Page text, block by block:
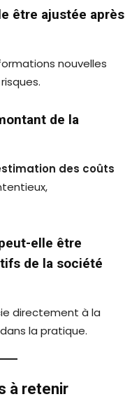
être ajustée après
nouvelles
de la
des coûts
elle être
de la société
directement à la
la pratique.
à retenir